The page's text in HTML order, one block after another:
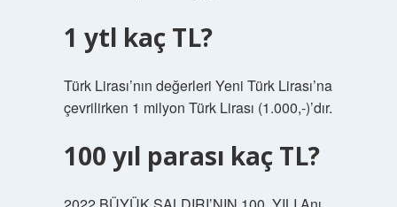
1 ytl kaç TL?
Türk Lirası’nın değerleri Yeni Türk Lirası’na
çevrilirken 1 milyon Türk Lirası (1.000,-)’dır.
100 yıl parası kaç TL?